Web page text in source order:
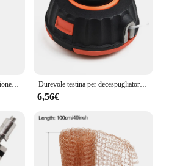
Durevole testina per decespugliatore P25, progettata per McCulloch B26PS T26CS MT260CLS, facile da installare, protegge il tuo giardino con facilità
6,56€